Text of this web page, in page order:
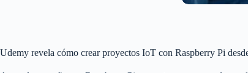
Udemy revela cómo crear proyectos IoT con Raspberry Pi